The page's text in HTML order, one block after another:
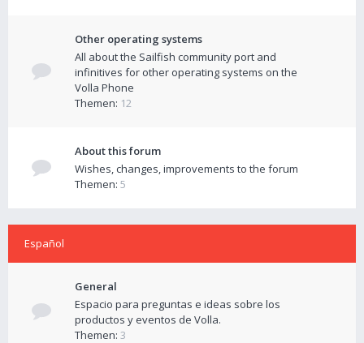
Other operating systems
All about the Sailfish community port and
infinitives for other operating systems on the
Volla Phone
Themen: 12
About this forum
Wishes, changes, improvements to the forum
Themen: 5
Español
General
Espacio para preguntas e ideas sobre los
productos y eventos de Volla.
Themen: 3